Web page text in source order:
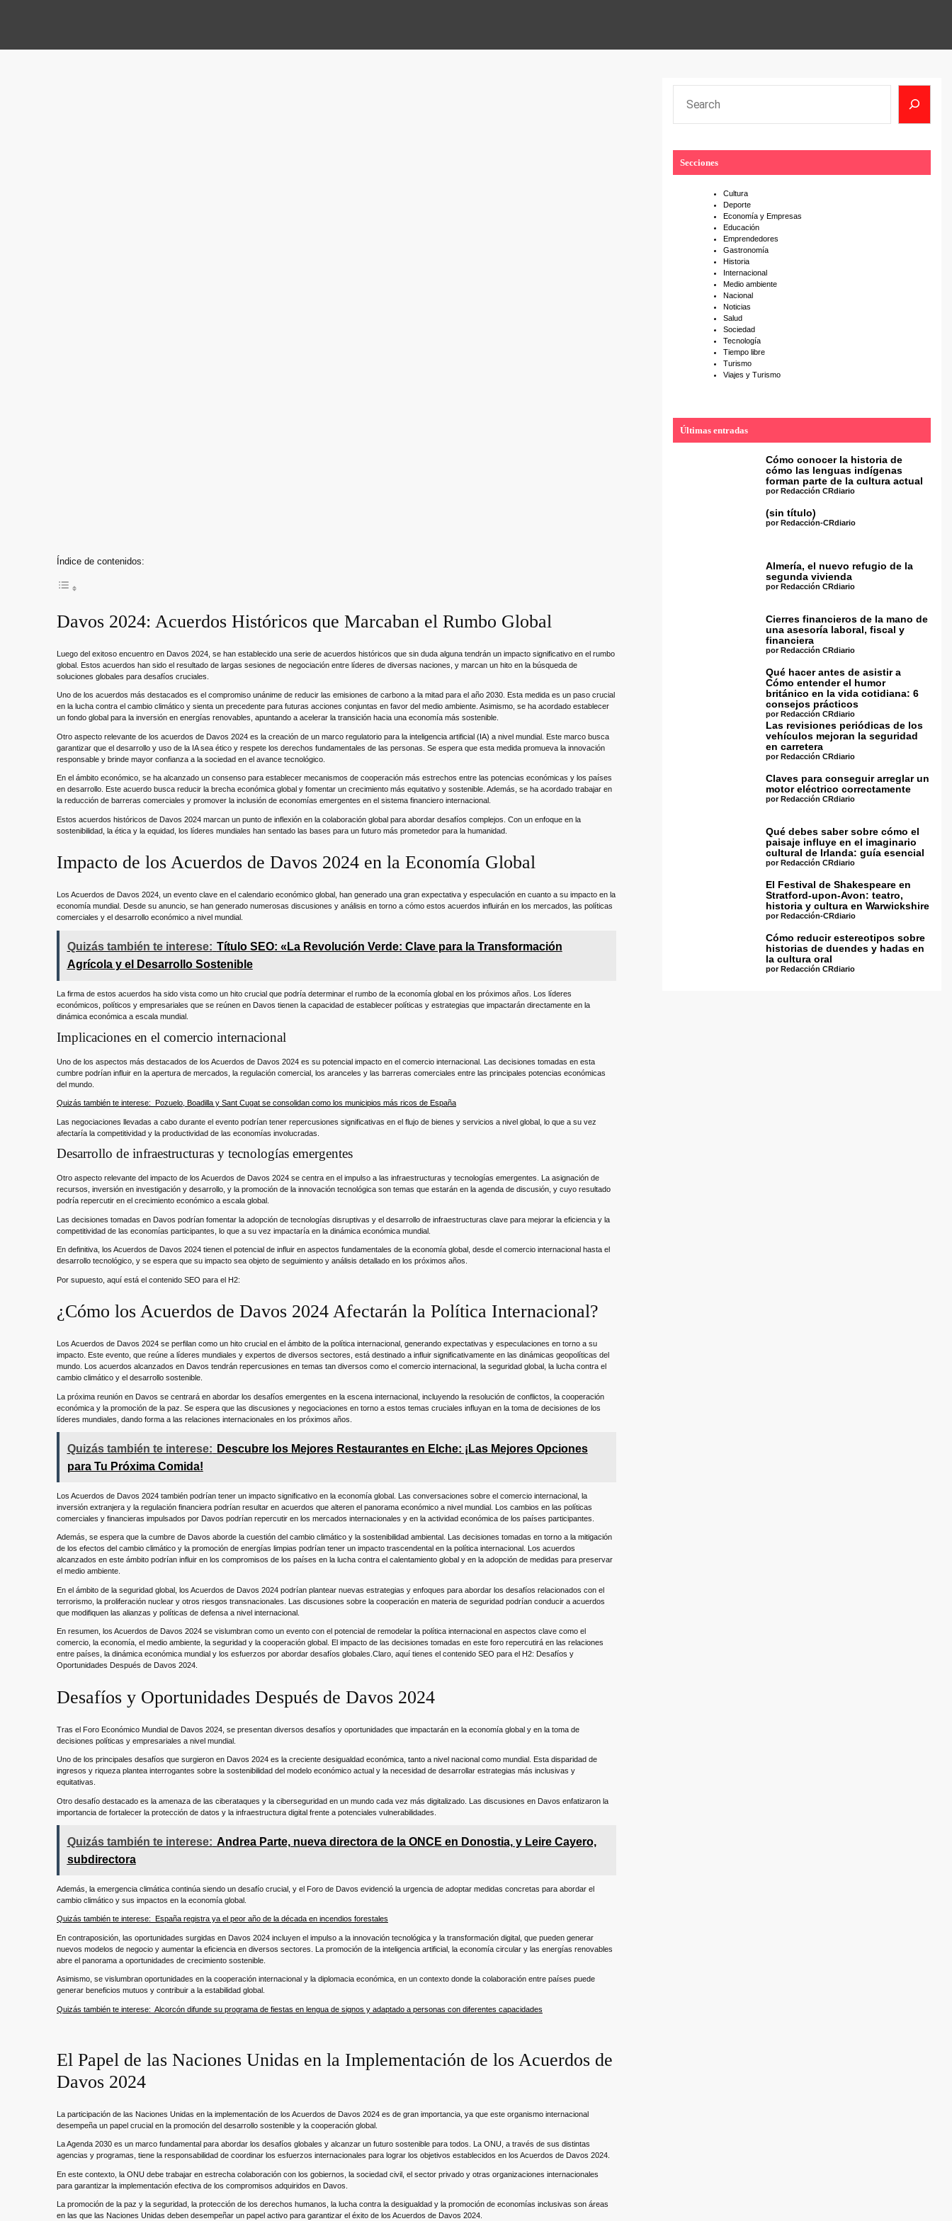
Índice de contenidos:
Davos 2024: Acuerdos Históricos que Marcaban el Rumbo Global
Luego del exitoso encuentro en Davos 2024, se han establecido una serie de acuerdos históricos que sin duda alguna tendrán un impacto significativo en el rumbo
global. Estos acuerdos han sido el resultado de largas sesiones de negociación entre líderes de diversas naciones, y marcan un hito en la búsqueda de
soluciones globales para desafíos cruciales.
Uno de los acuerdos más destacados es el compromiso unánime de reducir las emisiones de carbono a la mitad para el año 2030. Esta medida es un paso crucial
en la lucha contra el cambio climático y sienta un precedente para futuras acciones conjuntas en favor del medio ambiente. Asimismo, se ha acordado establecer
un fondo global para la inversión en energías renovables, apuntando a acelerar la transición hacia una economía más sostenible.
Otro aspecto relevante de los acuerdos de Davos 2024 es la creación de un marco regulatorio para la inteligencia artificial (IA) a nivel mundial. Este marco busca
garantizar que el desarrollo y uso de la IA sea ético y respete los derechos fundamentales de las personas. Se espera que esta medida promueva la innovación
responsable y brinde mayor confianza a la sociedad en el avance tecnológico.
En el ámbito económico, se ha alcanzado un consenso para establecer mecanismos de cooperación más estrechos entre las potencias económicas y los países
en desarrollo. Este acuerdo busca reducir la brecha económica global y fomentar un crecimiento más equitativo y sostenible. Además, se ha acordado trabajar en
la reducción de barreras comerciales y promover la inclusión de economías emergentes en el sistema financiero internacional.
Estos acuerdos históricos de Davos 2024 marcan un punto de inflexión en la colaboración global para abordar desafíos complejos. Con un enfoque en la
sostenibilidad, la ética y la equidad, los líderes mundiales han sentado las bases para un futuro más prometedor para la humanidad.
Impacto de los Acuerdos de Davos 2024 en la Economía Global
Los Acuerdos de Davos 2024, un evento clave en el calendario económico global, han generado una gran expectativa y especulación en cuanto a su impacto en la
economía mundial. Desde su anuncio, se han generado numerosas discusiones y análisis en torno a cómo estos acuerdos influirán en los mercados, las políticas
comerciales y el desarrollo económico a nivel mundial.
Quizás también te interese: Título SEO: «La Revolución Verde: Clave para la Transformación
Agrícola y el Desarrollo Sostenible
La firma de estos acuerdos ha sido vista como un hito crucial que podría determinar el rumbo de la economía global en los próximos años. Los líderes
económicos, políticos y empresariales que se reúnen en Davos tienen la capacidad de establecer políticas y estrategias que impactarán directamente en la
dinámica económica a escala mundial.
Implicaciones en el comercio internacional
Uno de los aspectos más destacados de los Acuerdos de Davos 2024 es su potencial impacto en el comercio internacional. Las decisiones tomadas en esta
cumbre podrían influir en la apertura de mercados, la regulación comercial, los aranceles y las barreras comerciales entre las principales potencias económicas
del mundo.
Quizás también te interese: Pozuelo, Boadilla y Sant Cugat se consolidan como los municipios más ricos de España
Las negociaciones llevadas a cabo durante el evento podrían tener repercusiones significativas en el flujo de bienes y servicios a nivel global, lo que a su vez
afectaría la competitividad y la productividad de las economías involucradas.
Desarrollo de infraestructuras y tecnologías emergentes
Otro aspecto relevante del impacto de los Acuerdos de Davos 2024 se centra en el impulso a las infraestructuras y tecnologías emergentes. La asignación de
recursos, inversión en investigación y desarrollo, y la promoción de la innovación tecnológica son temas que estarán en la agenda de discusión, y cuyo resultado
podría repercutir en el crecimiento económico a escala global.
Las decisiones tomadas en Davos podrían fomentar la adopción de tecnologías disruptivas y el desarrollo de infraestructuras clave para mejorar la eficiencia y la
competitividad de las economías participantes, lo que a su vez impactaría en la dinámica económica mundial.
En definitiva, los Acuerdos de Davos 2024 tienen el potencial de influir en aspectos fundamentales de la economía global, desde el comercio internacional hasta el
desarrollo tecnológico, y se espera que su impacto sea objeto de seguimiento y análisis detallado en los próximos años.
Por supuesto, aquí está el contenido SEO para el H2:
¿Cómo los Acuerdos de Davos 2024 Afectarán la Política Internacional?
Los Acuerdos de Davos 2024 se perfilan como un hito crucial en el ámbito de la política internacional, generando expectativas y especulaciones en torno a su
impacto. Este evento, que reúne a líderes mundiales y expertos de diversos sectores, está destinado a influir significativamente en las dinámicas geopolíticas del
mundo. Los acuerdos alcanzados en Davos tendrán repercusiones en temas tan diversos como el comercio internacional, la seguridad global, la lucha contra el
cambio climático y el desarrollo sostenible.
La próxima reunión en Davos se centrará en abordar los desafíos emergentes en la escena internacional, incluyendo la resolución de conflictos, la cooperación
económica y la promoción de la paz. Se espera que las discusiones y negociaciones en torno a estos temas cruciales influyan en la toma de decisiones de los
líderes mundiales, dando forma a las relaciones internacionales en los próximos años.
Quizás también te interese: Descubre los Mejores Restaurantes en Elche: ¡Las Mejores Opciones
para Tu Próxima Comida!
Los Acuerdos de Davos 2024 también podrían tener un impacto significativo en la economía global. Las conversaciones sobre el comercio internacional, la
inversión extranjera y la regulación financiera podrían resultar en acuerdos que alteren el panorama económico a nivel mundial. Los cambios en las políticas
comerciales y financieras impulsados por Davos podrían repercutir en los mercados internacionales y en la actividad económica de los países participantes.
Además, se espera que la cumbre de Davos aborde la cuestión del cambio climático y la sostenibilidad ambiental. Las decisiones tomadas en torno a la mitigación
de los efectos del cambio climático y la promoción de energías limpias podrían tener un impacto trascendental en la política internacional. Los acuerdos
alcanzados en este ámbito podrían influir en los compromisos de los países en la lucha contra el calentamiento global y en la adopción de medidas para preservar
el medio ambiente.
En el ámbito de la seguridad global, los Acuerdos de Davos 2024 podrían plantear nuevas estrategias y enfoques para abordar los desafíos relacionados con el
terrorismo, la proliferación nuclear y otros riesgos transnacionales. Las discusiones sobre la cooperación en materia de seguridad podrían conducir a acuerdos
que modifiquen las alianzas y políticas de defensa a nivel internacional.
En resumen, los Acuerdos de Davos 2024 se vislumbran como un evento con el potencial de remodelar la política internacional en aspectos clave como el
comercio, la economía, el medio ambiente, la seguridad y la cooperación global. El impacto de las decisiones tomadas en este foro repercutirá en las relaciones
entre países, la dinámica económica mundial y los esfuerzos por abordar desafíos globales.Claro, aquí tienes el contenido SEO para el H2: Desafíos y
Oportunidades Después de Davos 2024.
Desafíos y Oportunidades Después de Davos 2024
Tras el Foro Económico Mundial de Davos 2024, se presentan diversos desafíos y oportunidades que impactarán en la economía global y en la toma de
decisiones políticas y empresariales a nivel mundial.
Uno de los principales desafíos que surgieron en Davos 2024 es la creciente desigualdad económica, tanto a nivel nacional como mundial. Esta disparidad de
ingresos y riqueza plantea interrogantes sobre la sostenibilidad del modelo económico actual y la necesidad de desarrollar estrategias más inclusivas y
equitativas.
Otro desafío destacado es la amenaza de las ciberataques y la ciberseguridad en un mundo cada vez más digitalizado. Las discusiones en Davos enfatizaron la
importancia de fortalecer la protección de datos y la infraestructura digital frente a potenciales vulnerabilidades.
Quizás también te interese: Andrea Parte, nueva directora de la ONCE en Donostia, y Leire Cayero,
subdirectora
Además, la emergencia climática continúa siendo un desafío crucial, y el Foro de Davos evidenció la urgencia de adoptar medidas concretas para abordar el
cambio climático y sus impactos en la economía global.
Quizás también te interese: España registra ya el peor año de la década en incendios forestales
En contraposición, las oportunidades surgidas en Davos 2024 incluyen el impulso a la innovación tecnológica y la transformación digital, que pueden generar
nuevos modelos de negocio y aumentar la eficiencia en diversos sectores. La promoción de la inteligencia artificial, la economía circular y las energías renovables
abre el panorama a oportunidades de crecimiento sostenible.
Asimismo, se vislumbran oportunidades en la cooperación internacional y la diplomacia económica, en un contexto donde la colaboración entre países puede
generar beneficios mutuos y contribuir a la estabilidad global.
Quizás también te interese: Alcorcón difunde su programa de fiestas en lengua de signos y adaptado a personas con diferentes capacidades
El Papel de las Naciones Unidas en la Implementación de los Acuerdos de
Davos 2024
La participación de las Naciones Unidas en la implementación de los Acuerdos de Davos 2024 es de gran importancia, ya que este organismo internacional
desempeña un papel crucial en la promoción del desarrollo sostenible y la cooperación global.
La Agenda 2030 es un marco fundamental para abordar los desafíos globales y alcanzar un futuro sostenible para todos. La ONU, a través de sus distintas
agencias y programas, tiene la responsabilidad de coordinar los esfuerzos internacionales para lograr los objetivos establecidos en los Acuerdos de Davos 2024.
En este contexto, la ONU debe trabajar en estrecha colaboración con los gobiernos, la sociedad civil, el sector privado y otras organizaciones internacionales
para garantizar la implementación efectiva de los compromisos adquiridos en Davos.
La promoción de la paz y la seguridad, la protección de los derechos humanos, la lucha contra la desigualdad y la promoción de economías inclusivas son áreas
en las que las Naciones Unidas deben desempeñar un papel activo para garantizar el éxito de los Acuerdos de Davos 2024.
Secciones
Cultura
Deporte
Economía y Empresas
Educación
Emprendedores
Gastronomía
Historia
Internacional
Medio ambiente
Nacional
Noticias
Salud
Sociedad
Tecnología
Tiempo libre
Turismo
Viajes y Turismo
Últimas entradas
Cómo conocer la historia de
cómo las lenguas indígenas
forman parte de la cultura actual
por Redacción CRdiario
(sin título)
por Redacción-CRdiario
Almería, el nuevo refugio de la
segunda vivienda
por Redacción CRdiario
Cierres financieros de la mano de
una asesoría laboral, fiscal y
financiera
por Redacción CRdiario
Qué hacer antes de asistir a
Cómo entender el humor
británico en la vida cotidiana: 6
consejos prácticos
por Redacción CRdiario
Las revisiones periódicas de los
vehículos mejoran la seguridad
en carretera
por Redacción CRdiario
Claves para conseguir arreglar un
motor eléctrico correctamente
por Redacción CRdiario
Qué debes saber sobre cómo el
paisaje influye en el imaginario
cultural de Irlanda: guía esencial
por Redacción CRdiario
El Festival de Shakespeare en
Stratford-upon-Avon: teatro,
historia y cultura en Warwickshire
por Redacción-CRdiario
Cómo reducir estereotipos sobre
historias de duendes y hadas en
la cultura oral
por Redacción CRdiario